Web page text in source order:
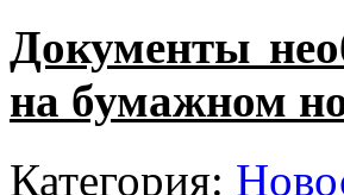
Документы
на бумажном
Категория: